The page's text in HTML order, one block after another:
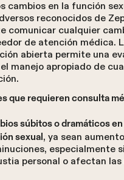
cambios en la función
reconocidos de
comunicar cualquier
de atención médica.
abierta permite una
manejo apropiado de
que requieren consulta
súbitos o dramáticos en
sexual, ya sean
especialmente
personal o afectan